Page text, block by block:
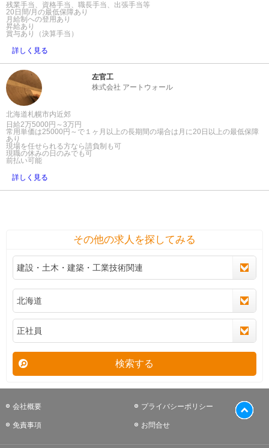
残業手当、資格手当、職長手当、出張手当等
20日間/月の最低保障あり
月給制への登用あり
昇給あり
賞与あり（決算手当）
詳しく見る
左官工
株式会社 アートウォール
北海道札幌市内近郊
日給2万5000円～3万円
常用単価は25000円～で１ヶ月以上の長期間の場合は月に20日以上の最低保障
あり
現場を任せられる方なら請負制も可
現職の休みの日のみでも可
前払い可能
詳しく見る
その他の求人を探してみる
検索する
会社概要 プライバシーポリシー
免責事項 お問合せ